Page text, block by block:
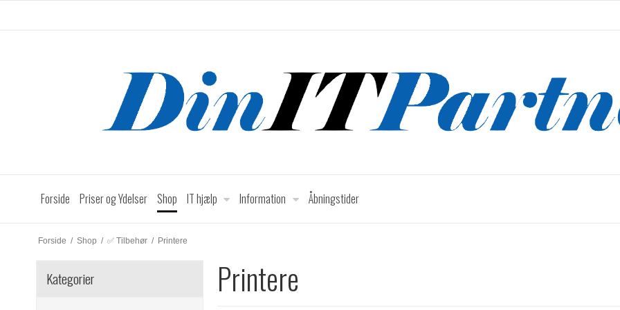
Forside Priser og Ydelser Shop IT hjælp Information Åbningstider
Forside / Shop / ✅ Tilbehør / Printere
Kategorier Printere